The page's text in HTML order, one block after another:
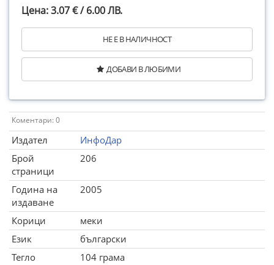
Цена: 3.07 € / 6.00 ЛВ.
НЕ Е В НАЛИЧНОСТ
ДОБАВИ В ЛЮБИМИ
Коментари: 0
Издател
ИнфоДар
Брой
страници
206
Година на
издаване
2005
Корици
меки
Език
български
Тегло
104 грама